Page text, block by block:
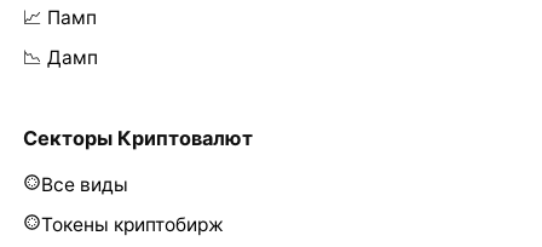
📈 Памп
📉 Дамп
Секторы Криптовалют
Все виды
Токены криптобирж